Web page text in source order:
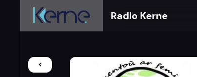
Radio Kerne